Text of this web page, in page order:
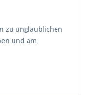
zu unglaublichen
und am